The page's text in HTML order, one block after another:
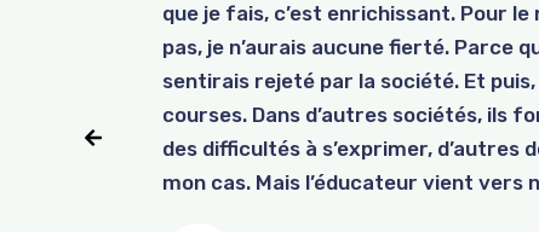
que je fais, c’est enrichissant. Pour
pas, je n’aurais aucune fierté. Parce
sentirais rejeté par la société. Et
courses. Dans d’autres sociétés, ils
des difficultés à s’exprimer,
mon cas. Mais l’éducateur vient vers
travail (EFT) Apides. Très vite, ses
formation via un Plan Formation
succès et devient même formatrice
connaissances avec passion et
leur tour.
Article 60 § 7, ce qui a été le cas de
métiers » de deux semaines avec le
convient mieux. À mi-parcours de
former. Aujourd’hui, B. occupe la
comptable externe et du réviseur, et